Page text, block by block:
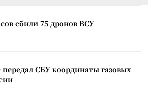
сбили 75 дронов ВСУ
СБУ координаты газовых